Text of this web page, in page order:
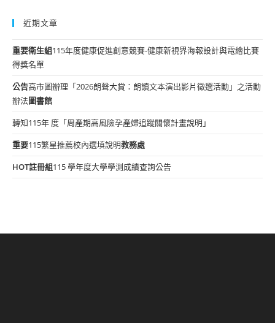
近期文章
重要衛生組115年度健康促進創意競賽-健康新視界海報設計與電繪比賽
得獎名單
公告高市圖辦理「2026朗聲大賞：朗讀文本演出影片徵選活動」之活動
辦法圖書館
轉知115年 度「周產期高風險孕產婦追蹤關懷計畫說明」
重要115繁星推薦校內選填說明教務處
HOT註冊組115 學年度大學學測成績查詢公告